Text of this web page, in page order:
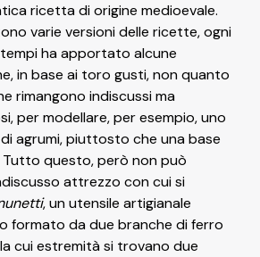
ricetta di origine medioevale.
varie versioni delle ricette, ogni
ha apportato alcune
in base ai toro gusti, non quanto
rimangono indiscussi ma
per modellare, per esempio, uno
agrumi, piuttosto che una base
Tutto questo, però non può
attrezzo con cui si
, un utensile artigianale
formato da due branche di ferro
cui estremità si trovano due